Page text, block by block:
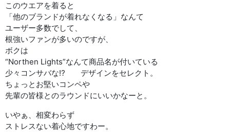
このウエアを着ると
「他のブランドが着れなくなる」なんて
ユーザー多数でして、
根強いファンが多いのですが、
ボクは
“Northen Lights”なんて商品名が付いている
少々コンサバな⁉︎ デザインをセレクト。
ちょっとお堅いコンペや
先輩の皆様とのラウンドにいいかなーと。
いやぁ、相変わらず
ストレスない着心地ですわー。